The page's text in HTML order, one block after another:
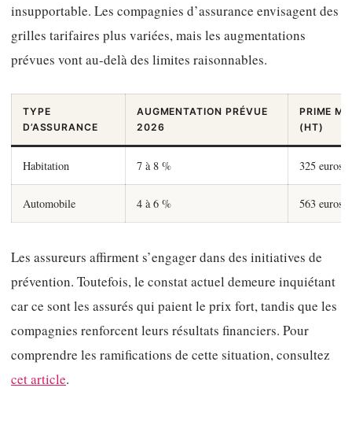
insupportable. Les compagnies d’assurance envisagent des
grilles tarifaires plus variées, mais les augmentations
prévues vont au-delà des limites raisonnables.
TYPE
D’ASSURANCE
AUGMENTATION PRÉVUE
2026
PRIME
(HT)
Habitation 7 à 8 % 325 euros
Automobile 4 à 6 % 563 euros
Les assureurs affirment s’engager dans des initiatives de
prévention. Toutefois, le constat actuel demeure inquiétant
car ce sont les assurés qui paient le prix fort, tandis que les
compagnies renforcent leurs résultats financiers. Pour
comprendre les ramifications de cette situation, consultez
cet article.